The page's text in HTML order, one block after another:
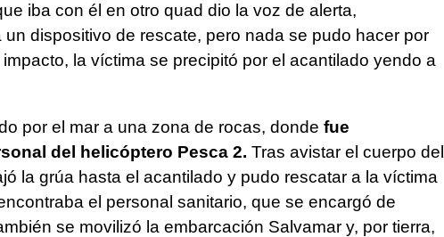
iba con él en otro quad dio la voz de alerta,
dispositivo de rescate, pero nada se pudo hacer por
la víctima se precipitó por el acantilado yendo a
por el mar a una zona de rocas, donde fue
del helicóptero Pesca 2. Tras avistar el cuerpo del
la grúa hasta el acantilado y pudo rescatar a la víctima
el personal sanitario, que se encargó de
se movilizó la embarcación Salvamar y, por tierra,